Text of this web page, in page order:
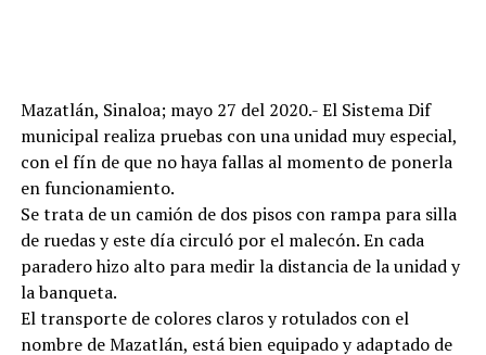
Mazatlán, Sinaloa; mayo 27 del 2020.- El Sistema Dif
municipal realiza pruebas con una unidad muy especial,
con el fín de que no haya fallas al momento de ponerla
en funcionamiento.
Se trata de un camión de dos pisos con rampa para silla
de ruedas y este día circuló por el malecón. En cada
paradero hizo alto para medir la distancia de la unidad y
la banqueta.
El transporte de colores claros y rotulados con el
nombre de Mazatlán, está bien equipado y adaptado de